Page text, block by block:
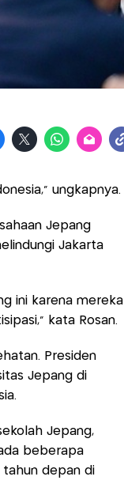
ungkapnya.
Jepang
Jakarta
ini karena mereka
kata Rosan.
Presiden
Jepang di
Jepang,
beberapa
depan di